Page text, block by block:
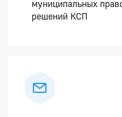
муниципальных
решений КСП